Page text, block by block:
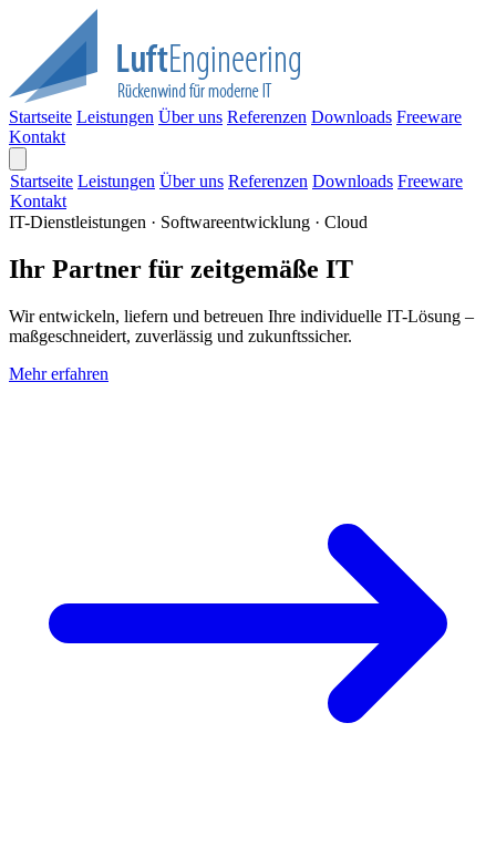
Startseite Leistungen Über uns Referenzen Downloads Freeware
Kontakt
Startseite Leistungen Über uns Referenzen Downloads Freeware
Kontakt
IT-Dienstleistungen · Softwareentwicklung · Cloud
Ihr Partner für zeitgemäße IT
Wir entwickeln, liefern und betreuen Ihre individuelle IT-Lösung –
maßgeschneidert, zuverlässig und zukunftssicher.
Mehr erfahren